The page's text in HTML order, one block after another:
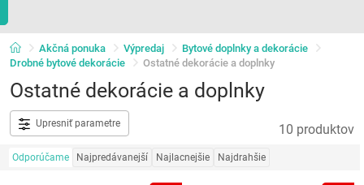
Akčná ponuka Výpredaj
Bytové doplnky a dekorácie
Drobné bytové dekorácie
Ostatné dekorácie a doplnky
Ostatné dekorácie a doplnky
Upresniť parametre 10 produktov
Odporúčame Najpredávanejší Najlacnejšie Najdrahšie